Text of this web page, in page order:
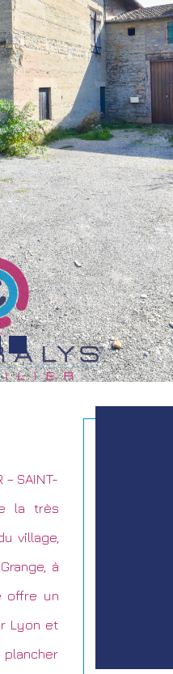
– SAINT-
la très
village,
à
offre un
Lyon et
plancher